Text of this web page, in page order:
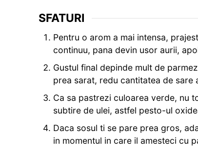
SFATURI
Pentru o arom a mai intensa,
continuu, pana devin usor aurii,
Gustul final depinde mult de
prea sarat, redu cantitatea de sare
Ca sa pastrezi culoarea verde, nu
subtire de ulei, astfel pesto-ul
Daca sosul ti se pare prea gros,
in momentul in care il amesteci cu